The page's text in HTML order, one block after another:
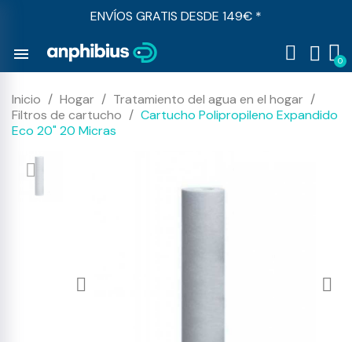
ENVÍOS GRATIS DESDE 149€ *
menu
Inicio Hogar
Tratamiento del agua en el hogar
Filtros de cartucho
Cartucho Polipropileno Expandido
Eco 20" 20 Micras